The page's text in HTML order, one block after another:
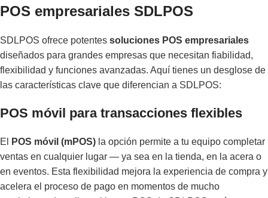
POS empresariales SDLPOS
SDLPOS ofrece potentes soluciones POS empresariales
diseñados para grandes empresas que necesitan fiabilidad,
flexibilidad y funciones avanzadas. Aquí tienes un desglose de
las características clave que diferencian a SDLPOS:
POS móvil para transacciones flexibles
El POS móvil (mPOS) la opción permite a tu equipo completar
ventas en cualquier lugar — ya sea en la tienda, en la acera o
en eventos. Esta flexibilidad mejora la experiencia de compra y
acelera el proceso de pago en momentos de mucho